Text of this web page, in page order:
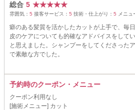
総合 5 ★★★★★
雰囲気： 5 接客サービス： 5 技術・仕上がり： 5 メニュ
癖のある髪質を活かしたカットが上手で、毎
皮のケアについても的確なアドバイスをして
と思えました。シャンプーをしてくださった
で素敵な方でした。
予約時のクーポン・メニュー
クーポン利用なし
[施術メニュー] カット